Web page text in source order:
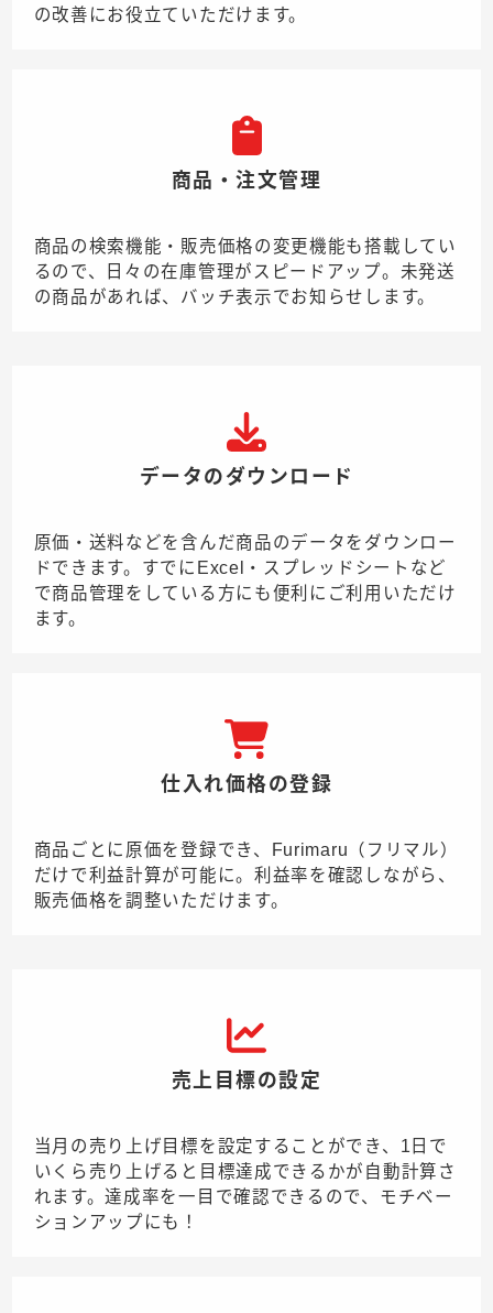
の改善にお役立ていただけます。
商品・注文管理
商品の検索機能・販売価格の変更機能も搭載してい
るので、日々の在庫管理がスピードアップ。未発送
の商品があれば、バッチ表示でお知らせします。
データのダウンロード
原価・送料などを含んだ商品のデータをダウンロー
ドできます。すでにExcel・スプレッドシートなど
で商品管理をしている方にも便利にご利用いただけ
ます。
仕入れ価格の登録
商品ごとに原価を登録でき、Furimaru（フリマル）
だけで利益計算が可能に。利益率を確認しながら、
販売価格を調整いただけます。
売上目標の設定
当月の売り上げ目標を設定することができ、1日で
いくら売り上げると目標達成できるかが自動計算さ
れます。達成率を一目で確認できるので、モチベー
ションアップにも！